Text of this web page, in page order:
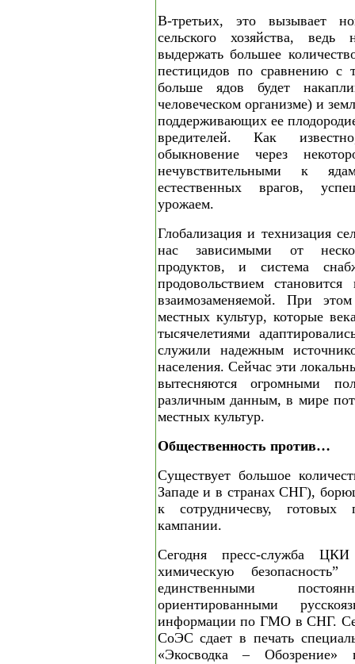
В-третьих, это вызывает
сельского хозяйства, ведь
выдержать большее
пестицидов по сравнению с
больше ядов будет
человеческом организме) и
поддерживающих ее
вредителей. Как
обыкновение через
нечувствительными к
естественных врагов,
урожаем.
Глобализация и технизация
нас зависимыми от
продуктов, и система
продовольствием
взаимозаменяемой. При этом
местных культур, которые
тысячелетиями
служили надежным
населения. Сейчас эти
вытесняются огромными
различным данным, в мире
местных культур.
Общественность против…
Существует большое
Западе и в странах СНГ),
к сотрудничесву,
кампании.
Сегодня пресс-служба
химическую безопасность”
единственными
ориентированными
информации по ГМО в СНГ.
СоЭС сдает в печать
«Экосводка – Обозрение»